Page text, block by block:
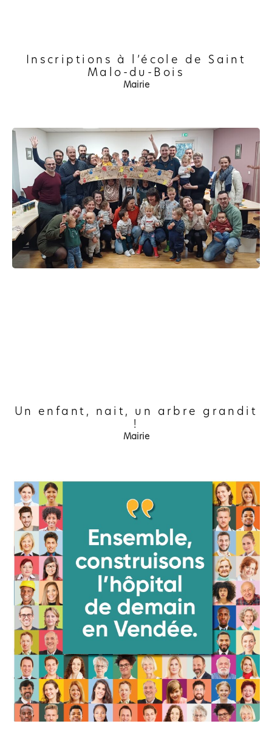
Inscriptions à l’école de Saint
Malo-du-Bois
Mairie
Un enfant, nait, un arbre grandit
!
Mairie